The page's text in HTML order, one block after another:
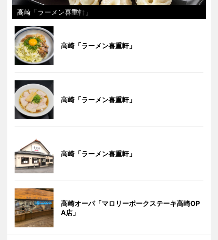
高崎「ラーメン喜重軒」
高崎「ラーメン喜重軒」
高崎「ラーメン喜重軒」
高崎「ラーメン喜重軒」
高崎オーパ「マロリーポークステーキ高崎OP
A店」